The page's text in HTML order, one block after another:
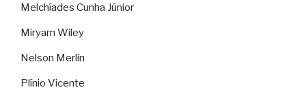
Melchíades Cunha Júnior
Miryam Wiley
Nelson Merlin
Plínio Vicente